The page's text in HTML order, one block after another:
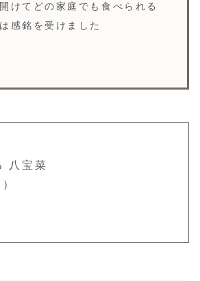
けてどの家庭でも食べられる
感銘を受けました
八宝菜